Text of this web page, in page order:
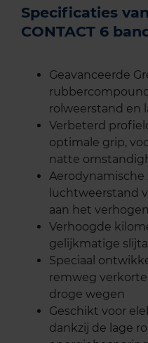
Specificaties
CONTACT 6
Geavanceerde
rolweerstand en
Verbeterd
optimale grip,
natte
luchtweerstand
aan het
Verhoogde
gelijkmatige
Speciaal
remweg
droge wegen
Geschikt voor
dankzij de lage